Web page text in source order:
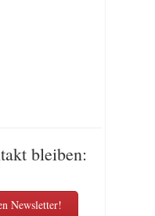
bleiben:
Newsletter!